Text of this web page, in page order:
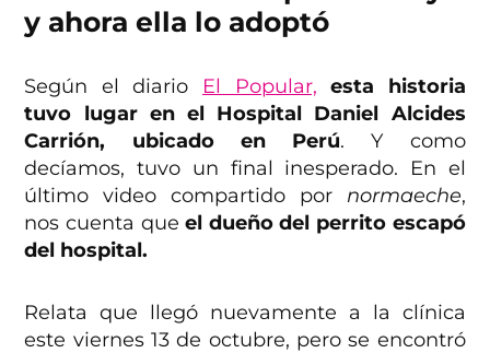
y ahora ella lo adoptó
Según el diario El Popular, esta historia
tuvo lugar en el Hospital Daniel Alcides
Carrión, ubicado en Perú. Y como
decíamos, tuvo un final inesperado. En el
último video compartido por normaeche,
nos cuenta queel dueño del perrito escapó
del hospital.
Relata que llegó nuevamente a la clínica
este viernes 13 de octubre, pero se encontró